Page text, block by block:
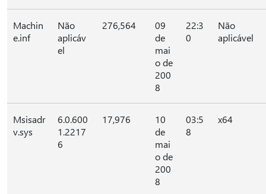
Machin
e.inf
Não
aplicáv
el
276,564
09
de
mai
o de
200
8
22:3
0
Não
aplicável
Msisadr
v.sys
6.0.600
1.2217
6
17,976
10
de
mai
o de
200
8
03:5
8
x64